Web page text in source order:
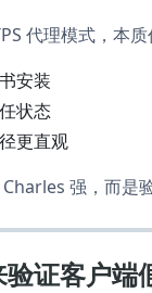
代理模式，本
安装
状态
更直观
强，而是
证客户端